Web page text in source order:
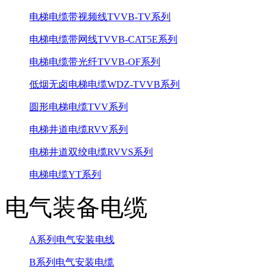
电梯电缆带视频线TVVB-TV系列
电梯电缆带网线TVVB-CAT5E系列
电梯电缆带光纤TVVB-OF系列
低烟无卤电梯电缆WDZ-TVVB系列
圆形电梯电缆TVV系列
电梯井道电缆RVV系列
电梯井道双绞电缆RVVS系列
电梯电缆YT系列
电气装备电缆
A系列电气安装电线
B系列电气安装电缆